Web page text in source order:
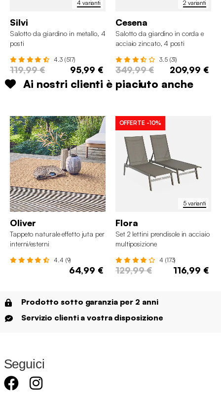
4 varianti
Silvi
Salotto da giardino in metallo, 4
posti
4.3 (517)
119,99 € 95,99 €
2 varianti
Cesena
Salotto da giardino in corda e
acciaio zincato, 4 posti
3.5 (31)
349,99 € 209,99 €
Ai nostri clienti è piaciuto anche
Oliver
Tappeto naturale effetto juta per
interni/esterni
4.4 (9)
64,99 €
5 varianti
OFFERTE -10%
Flora
Set 2 lettini prendisole in acciaio
multiposizione
4 (173)
129,99 € 116,99 €
Prodotto sotto garanzia per 2 anni
Servizio clienti a vostra disposizione
Seguici